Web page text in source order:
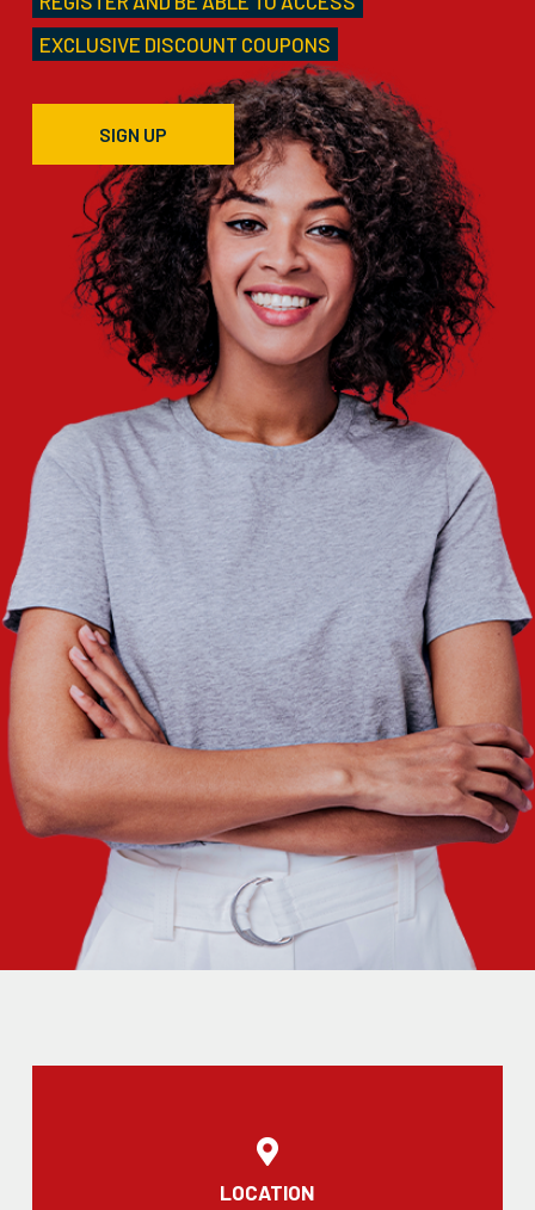
EXCLUSIVE DISCOUNT COUPONS
SIGN UP
LOCATION